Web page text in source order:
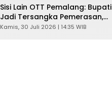
Sisi Lain OTT Pemalang: Bupati
Jadi Tersangka Pemerasan,
Malah Diperas Oknum
Kamis, 30 Juli 2026 | 14:35 WIB